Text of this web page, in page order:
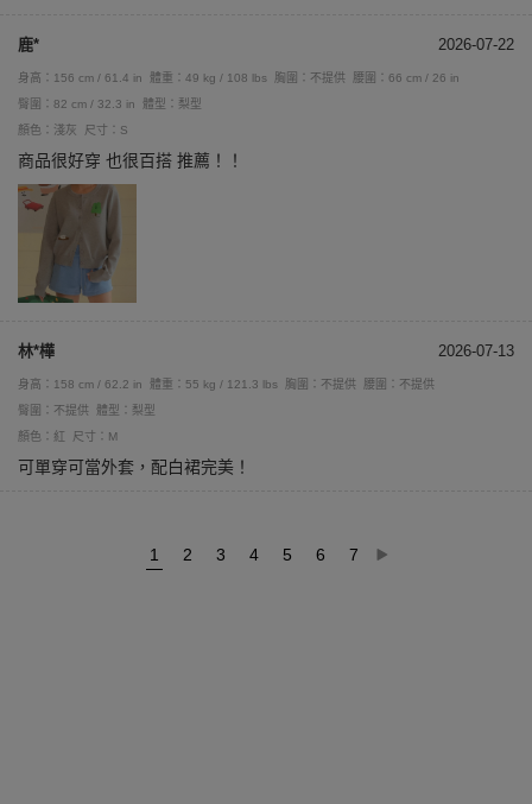
鹿* 2026-07-22
身高：156 cm / 61.4 in 體重：49 kg / 108 lbs 胸圍：不提供
腰圍：66 cm / 26 in
臀圍：82 cm / 32.3 in
體型：梨型
顏色：淺灰
尺寸：S
商品很好穿 也很百搭 推薦！！
林*樺 2026-07-13
身高：158 cm / 62.2 in 體重：55 kg / 121.3 lbs 胸圍：不提供
腰圍：不提供
臀圍：不提供
體型：梨型
顏色：紅
尺寸：M
可單穿可當外套，配白裙完美！
1 2 3 4 5 6 7